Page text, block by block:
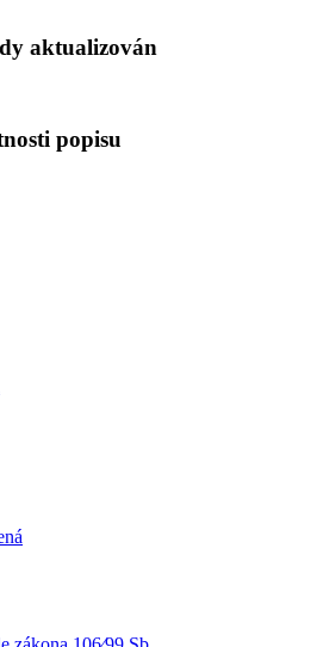
aktualizován
popisu